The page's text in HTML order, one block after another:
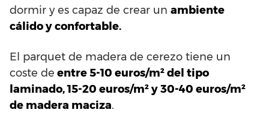
dormir y es capaz de crear un ambiente
cálido y confortable.
El parquet de madera de cerezo tiene un
coste de entre 5-10 euros/m² del tipo
laminado, 15-20 euros/m² y 30-40 euros/m²
de madera maciza.